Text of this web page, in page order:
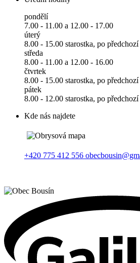
pondělí
7.00 - 11.00 a 12.00 - 17.00
úterý
8.00 - 15.00 starostka, po
středa
8.00 - 11.00 a 12.00 - 16.00
čtvrtek
8.00 - 15.00 starostka, po
pátek
8.00 - 12.00 starostka, po
Kde nás najdete
+420 775 412 556